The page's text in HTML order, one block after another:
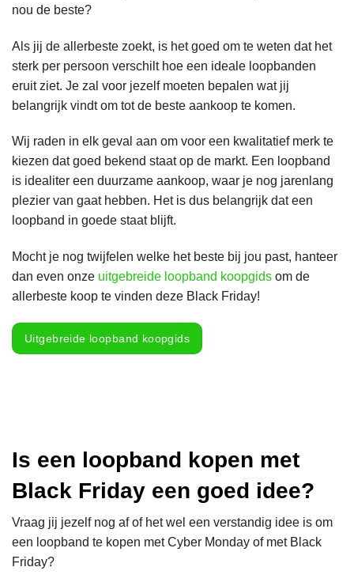
nou de beste?
Als jij de allerbeste zoekt, is het goed om te weten dat het
sterk per persoon verschilt hoe een ideale loopbanden
eruit ziet. Je zal voor jezelf moeten bepalen wat jij
belangrijk vindt om tot de beste aankoop te komen.
Wij raden in elk geval aan om voor een kwalitatief merk te
kiezen dat goed bekend staat op de markt. Een loopband
is idealiter een duurzame aankoop, waar je nog jarenlang
plezier van gaat hebben. Het is dus belangrijk dat een
loopband in goede staat blijft.
Mocht je nog twijfelen welke het beste bij jou past, hanteer
dan even onze uitgebreide loopband koopgids om de
allerbeste koop te vinden deze Black Friday!
Uitgebreide loopband koopgids
Is een loopband kopen met
Black Friday een goed idee?
Vraag jij jezelf nog af of het wel een verstandig idee is om
een loopband te kopen met Cyber Monday of met Black
Friday?